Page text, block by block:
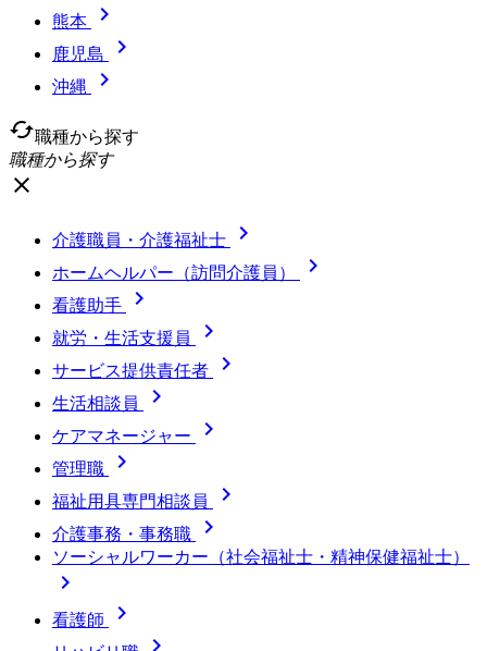
熊本 
鹿児島 
沖縄

cached職種から探す
職種から探す
close
介護職員・介護福祉士 
ホームヘルパー（訪問介護員） 
看護助手 
就労・生活支援員 
サービス提供責任者 
生活相談員 
ケアマネージャー 
管理職 
福祉用具専門相談員 
介護事務・事務職 
ソーシャルワーカー（社会福祉士・精神保健福祉士）

看護師 
